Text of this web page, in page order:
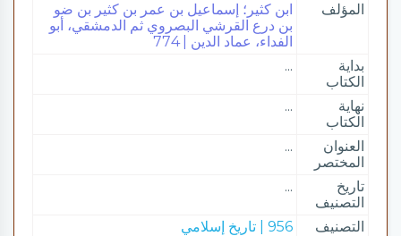
المؤلف
ابن كثير؛ إسماعيل بن عمر بن كثير بن ضو
بن درع القرشي البصروي ثم الدمشقي، أبو
الفداء، عماد الدين | 774
بداية
الكتاب
...
نهاية
الكتاب
...
العنوان
المختصر
...
تاريخ
التصنيف
...
التصنيف
956 | تاريخ إسلامي